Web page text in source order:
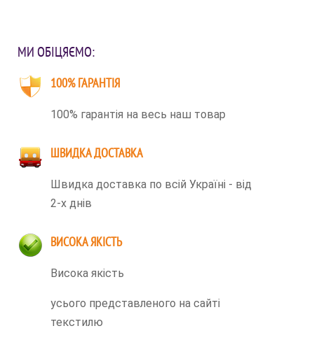
МИ ОБІЦЯЄМО:
100% ГАРАНТІЯ
100% гарантія на весь наш товар
ШВИДКА ДОСТАВКА
Швидка доставка по всій Україні - від
2-х днів
ВИСОКА ЯКІСТЬ
Висока якість
усього представленого на сайті
текстилю